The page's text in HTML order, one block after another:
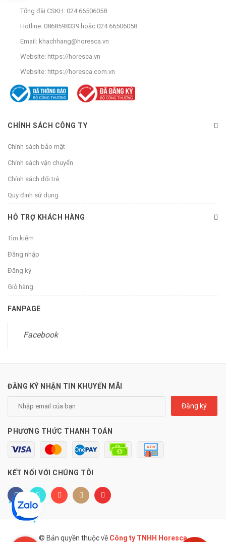
Tổng đài CSKH: 024 66506058
Hotline: 0868598339 hoặc 024 66506058
Email: khachhang@horesca.vn
Website: https://horesca.vn
Website: https://horesca.com.vn
CHÍNH SÁCH CÔNG TY
Chính sách bảo mật
Chính sách vận chuyển
Chính sách đổi trả
Quy định sử dụng
HỖ TRỢ KHÁCH HÀNG
Tìm kiếm
Đăng nhập
Đăng ký
Giỏ hàng
FANPAGE
Facebook
ĐĂNG KÝ NHẬN TIN KHUYẾN MÃI
Đăng ký
PHƯƠNG THỨC THANH TOÁN
KẾT NỐI VỚI CHÚNG TÔI
© Bản quyền thuộc về Công ty TNHH Horesca